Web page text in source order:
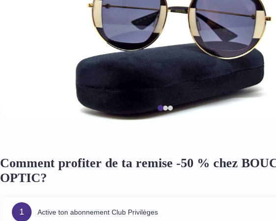
Comment profiter de ta remise -50 % chez
OPTIC?
1 Active ton abonnement Club Privilèges